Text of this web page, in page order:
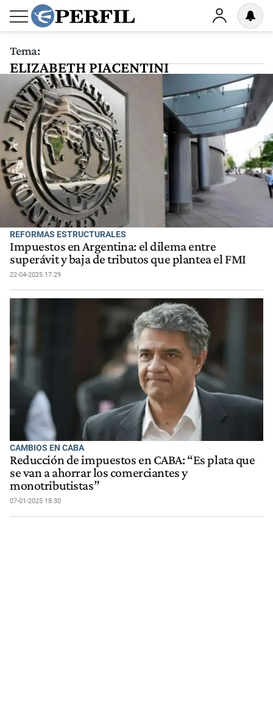
Tema:
ELIZABETH PIACENTINI
REFORMAS ESTRUCTURALES
Impuestos en Argentina: el dilema entre
superávit y baja de tributos que plantea el FMI
22-04-2025 17:29
CAMBIOS EN CABA
Reducción de impuestos en CABA: “Es plata que
se van a ahorrar los comerciantes y
monotributistas”
07-01-2025 18:30